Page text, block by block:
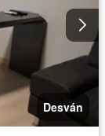
Desván